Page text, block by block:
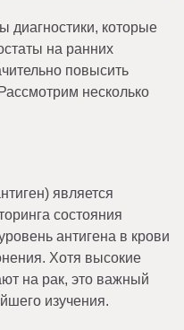
диагностики, которые
на ранних
повысить
несколько
является
состояния
антигена в крови
Хотя высокие
на рак, это важный
изучения.